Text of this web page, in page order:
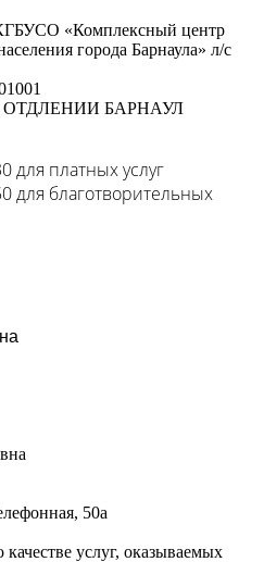
«Комплексный центр
города Барнаула» л/с
в ОТДЛЕНИИ БАРНАУЛ
для платных услуг
для благотворительных
50а
услуг, оказываемых